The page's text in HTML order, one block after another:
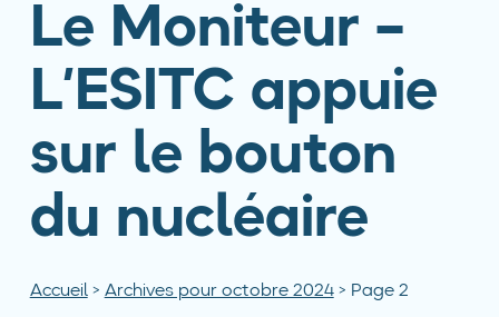
Le Moniteur –
L’ESITC appuie
sur le bouton
du nucléaire
Accueil> Archives pour octobre 2024> Page 2